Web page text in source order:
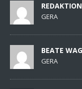
GERA
BEATE
GERA